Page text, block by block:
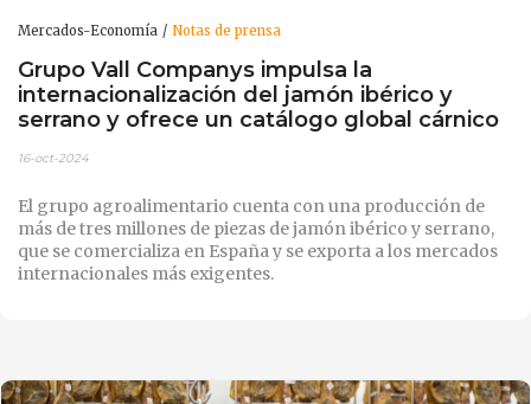
Mercados-Economía Notas de prensa
Grupo Vall Companys impulsa la
internacionalización del jamón ibérico y
serrano y ofrece un catálogo global cárnico
16-oct-2024
El grupo agroalimentario cuenta con una producción de
más de tres millones de piezas de jamón ibérico y serrano,
que se comercializa en España y se exporta a los mercados
internacionales más exigentes.